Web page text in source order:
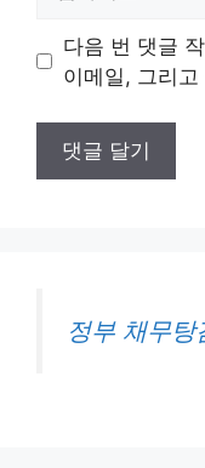
트
다음 번 댓글
이메일, 그리
정부 채무